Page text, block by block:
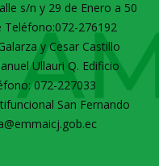
s/n y 29 de Enero a 50
276192
y Cesar Castillo
Ullauri Q. Edificio
072-227033
San Fernando